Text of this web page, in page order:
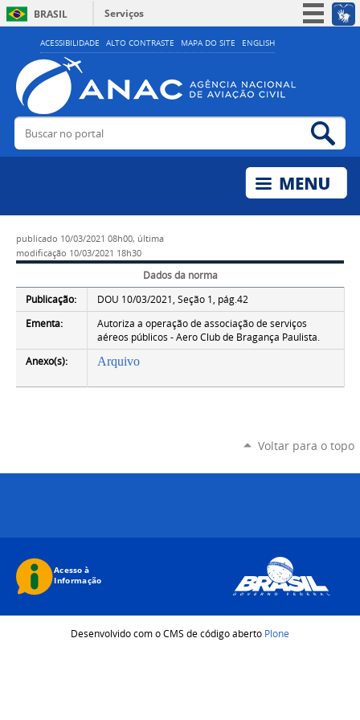
ACESSIBILIDADE ALTO CONTRASTE MAPA DO SITE ENGLISH
BRASIL
Serviços
Simplifique!
Acesso à informação
Legislação
Buscar no portal
publicado 10/03/2021 08h00, última
modificação 10/03/2021 18h30
Dados da norma
Publicação:
DOU 10/03/2021, Seção 1, pág.42
Ementa:
Autoriza a operação de associação de serviços
aéreos públicos - Aero Club de Bragança Paulista.
Anexo(s):
Arquivo
Voltar para o topo
Desenvolvido com o CMS de código aberto Plone